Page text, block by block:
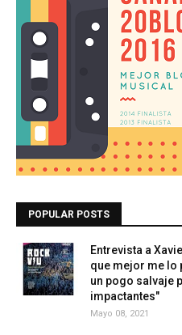
POPULAR POSTS
Entrevista a
que mejor me lo
un pogo salvaje
impactantes"
Mayo 08, 2021